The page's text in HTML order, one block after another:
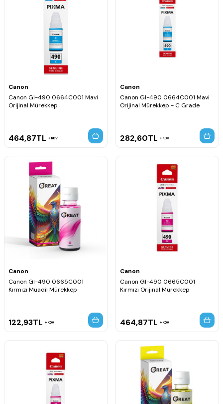
Canon
Canon GI-490 0664C001 Mavi
Orijinal Mürekkep
464,87TL KDV
Canon
Canon GI-490 0664C001 Mavi
Orijinal Mürekkep - C Grade
282,60TL KDV
Canon
Canon GI-490 0665C001
Kırmızı Muadil Mürekkep
122,93TL KDV
Canon
Canon GI-490 0665C001
Kırmızı Orijinal Mürekkep
464,87TL KDV